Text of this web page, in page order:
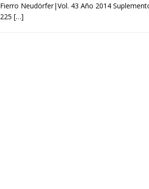
Fierro Neudörfer|Vol. 43 Año 2014
225 […]